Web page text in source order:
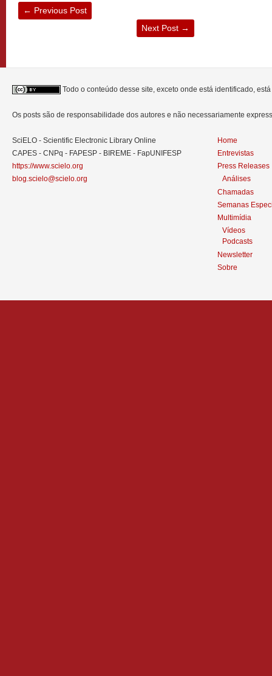
← Previous Post
Next Post →
Todo o conteúdo desse site, exceto onde está identificado,
Os posts são de responsabilidade dos autores e não necessariamente
SciELO - Scientific Electronic Library Online
CAPES - CNPq - FAPESP - BIREME - FapUNIFESP
https://www.scielo.org
blog.scielo@scielo.org
Home
Entrevistas
Press Releases
Análises
Chamadas
Semanas
Multimídia
Vídeos
Podcasts
Newsletter
Sobre